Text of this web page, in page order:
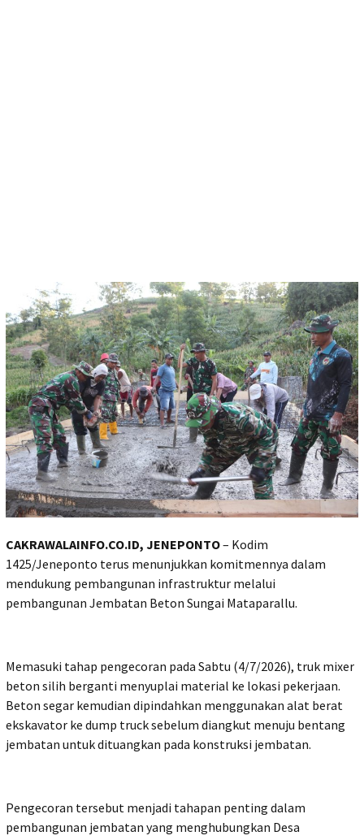
CAKRAWALAINFO.CO.ID, JENEPONTO– Kodim
1425/Jeneponto terus menunjukkan komitmennya dalam
mendukung pembangunan infrastruktur melalui
pembangunan Jembatan Beton Sungai Mataparallu.
Memasuki tahap pengecoran pada Sabtu (4/7/2026), truk mixer
beton silih berganti menyuplai material ke lokasi pekerjaan.
Beton segar kemudian dipindahkan menggunakan alat berat
ekskavator ke dump truck sebelum diangkut menuju bentang
jembatan untuk dituangkan pada konstruksi jembatan.
Pengecoran tersebut menjadi tahapan penting dalam
pembangunan jembatan yang menghubungkan Desa